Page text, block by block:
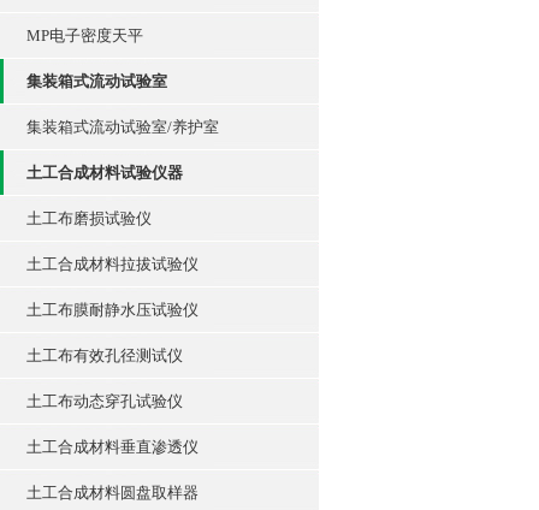
MP电子密度天平
集装箱式流动试验室
集装箱式流动试验室/养护室
土工合成材料试验仪器
土工布磨损试验仪
土工合成材料拉拔试验仪
土工布膜耐静水压试验仪
土工布有效孔径测试仪
土工布动态穿孔试验仪
土工合成材料垂直渗透仪
土工合成材料圆盘取样器